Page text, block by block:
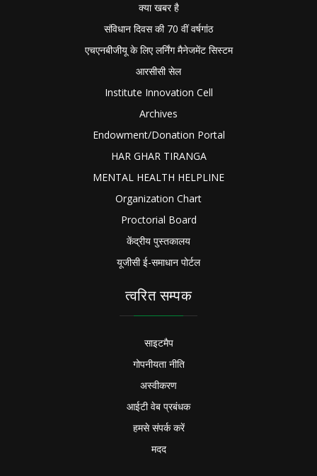
क्या खबर है
संविधान दिवस की 70 वीं वर्षगांठ
एचएनबीजीयू के लिए लर्निंग मैनेजमेंट सिस्टम
आरसीसी सेल
Institute Innovation Cell
Archives
Endowment/Donation Portal
HAR GHAR TIRANGA
MENTAL HEALTH HELPLINE
Organization Chart
Proctorial Board
केंद्रीय पुस्तकालय
यूजीसी ई-समाधान पोर्टल
त्वरित सम्पक
साइटमैप
गोपनीयता नीति
अस्वीकरण
आईटी वेब प्रबंधक
हमसे संपर्क करें
मदद